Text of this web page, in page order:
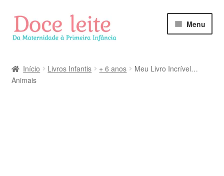
Pular
para
navegação
Pular
para
o
Menu
Início Livros Infantis + 6 anos
Meu Livro Incrível…
Animais